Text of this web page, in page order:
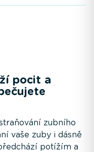
pocit a
zubního
vaše zuby i dásně
potížím a